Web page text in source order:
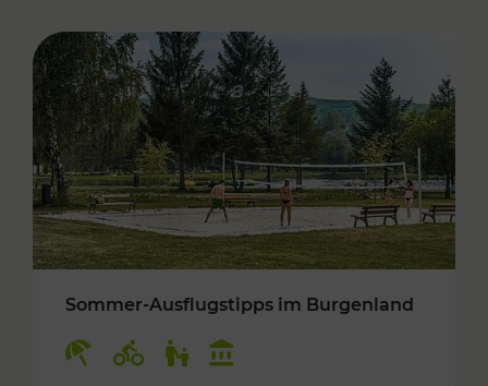
Sommer-Ausflugstipps im Burgenland